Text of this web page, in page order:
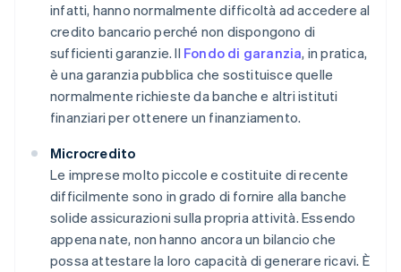
infatti, hanno normalmente difficoltà ad accedere al
credito bancario perché non dispongono di
sufficienti garanzie. Il Fondo di garanzia, in pratica,
è una garanzia pubblica che sostituisce quelle
normalmente richieste da banche e altri istituti
finanziari per ottenere un finanziamento.
Microcredito
Le imprese molto piccole e costituite di recente
difficilmente sono in grado di fornire alla banche
solide assicurazioni sulla propria attività. Essendo
appena nate, non hanno ancora un bilancio che
possa attestare la loro capacità di generare ricavi. È